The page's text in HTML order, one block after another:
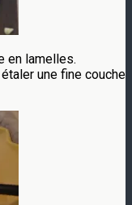
en lamelles.
une fine couche